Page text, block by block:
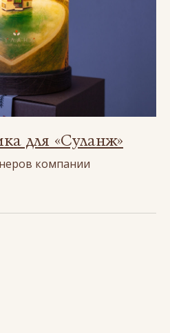
для «Суланж»
компании